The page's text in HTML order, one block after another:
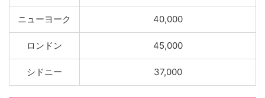
ニューヨーク 40,000
ロンドン 45,000
シドニー 37,000